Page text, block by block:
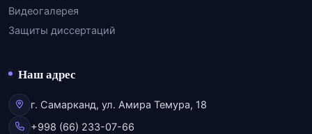
Видеогалерея
Защиты диссертаций
Наш адрес
г. Самарканд, ул. Амира Темура, 18
+998 (66) 233-07-66